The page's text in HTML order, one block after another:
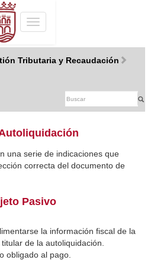
Toggle
Tributaria y Recaudación
una serie de indicaciones que
correcta del documento de
Pasivo
la información fiscal de la
de la autoliquidación.
obligado al pago.